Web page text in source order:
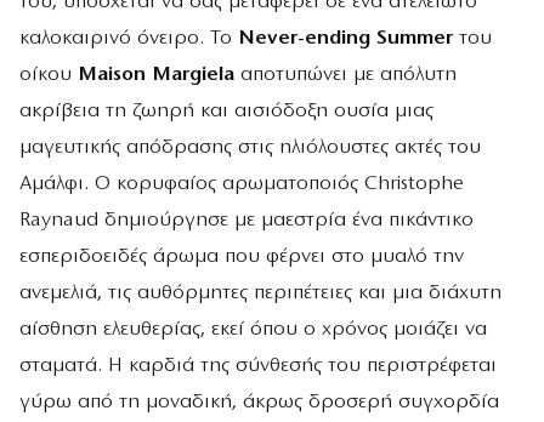
καλοκαιρινό όνειρο. Το Never-ending Summerτου
οίκου Maison Margiela αποτυπώνει με απόλυτη
ακρίβεια τη ζωηρή και αισιόδοξη ουσία μιας
μαγευτικής απόδρασης στις ηλιόλουστες ακτές του
Αμάλφι. Ο κορυφαίος αρωματοποιός Christophe
Raynaud δημιούργησε με μαεστρία ένα πικάντικο
εσπεριδοειδές άρωμα που φέρνει στο μυαλό την
ανεμελιά, τις αυθόρμητες περιπέτειες και μια διάχυτη
αίσθηση ελευθερίας, εκεί όπου ο χρόνος μοιάζει να
σταματά. Η καρδιά της σύνθεσής του περιστρέφεται
γύρω από τη μοναδική, άκρως δροσερή συγχορδία